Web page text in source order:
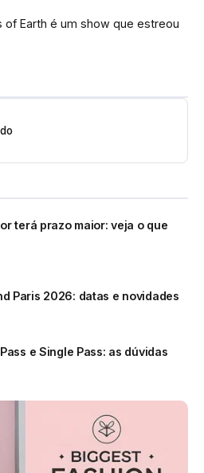
terá prazo maior: veja o que
Paris 2026: datas e novidades
e Single Pass: as dúvidas
of Earth é um show que estreou